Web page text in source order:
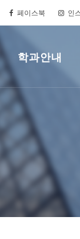
페이스북 인
학과안내